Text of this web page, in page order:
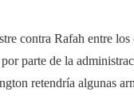
contra Rafah entre
parte de la
retendría algunas